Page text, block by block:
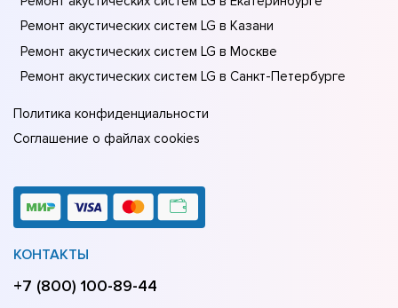
Ремонт акустических систем LG в Казани
Ремонт акустических систем LG в Москве
Ремонт акустических систем LG в Санкт-Петербурге
Политика конфиденциальности
Соглашение о файлах cookies
КОНТАКТЫ
+7 (800) 100-89-44